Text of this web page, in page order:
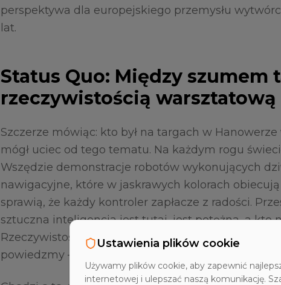
perspektywa dla europejskiego przemysłu
lat.
Status Quo: Między szumem
rzeczywistością warsztatową
Szczerze mówiąc: kto był na targach w
mógł uciec od tego tematu. Na każdym rogu
Wszędzie demonstracje robotów wykonujących
nawigacyjne, które w jaskrawych kolorach
sprawią, że każdy kontroler zapłacze z radości.
sztuczna inteligencja jest tutaj, jest potężna, a kto
Rzeczywistość w halach produkcyjnych od
powiedzmy – nieco bardziej trzeźwo.
Ustawienia plików cookie
Używamy plików cookie, aby zapewnić
internetowej i ulepszać naszą komunikację.